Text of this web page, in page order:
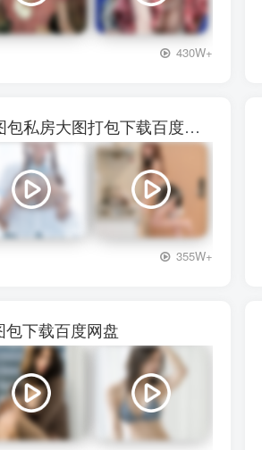
430W+
西呱呀呀呀【13套]】写真壁纸素材图包私房大图打包下载百度网盘
355W+
下载百度网盘
+3